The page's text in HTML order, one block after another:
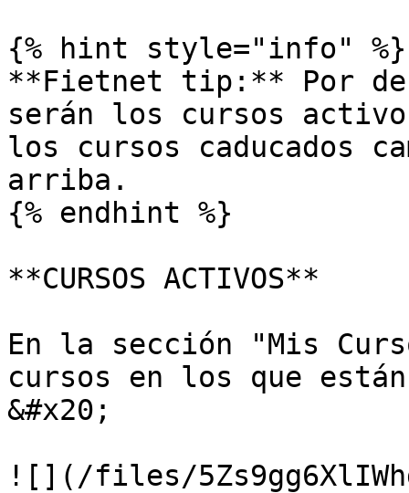
{% hint style="info" %}
**Fietnet tip:** Por
serán los cursos
los cursos caducados
arriba.
{% endhint %}
**CURSOS ACTIVOS**
En la sección "Mis
cursos en los que
&#x20;
![](/files/